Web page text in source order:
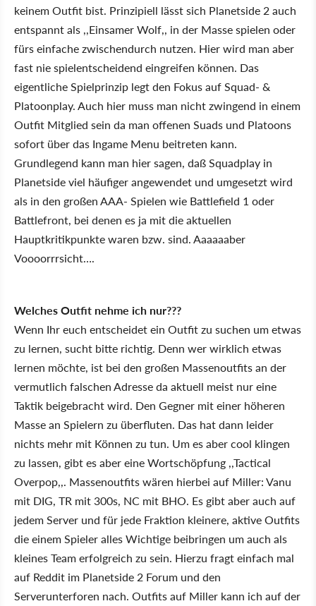
keinem Outfit bist. Prinzipiell lässt sich Planetside 2 auch
entspannt als ,,Einsamer Wolf,, in der Masse spielen oder
fürs einfache zwischendurch nutzen. Hier wird man aber
fast nie spielentscheidend eingreifen können. Das
eigentliche Spielprinzip legt den Fokus auf Squad- &
Platoonplay. Auch hier muss man nicht zwingend in einem
Outfit Mitglied sein da man offenen Suads und Platoons
sofort über das Ingame Menu beitreten kann.
Grundlegend kann man hier sagen, daß Squadplay in
Planetside viel häufiger angewendet und umgesetzt wird
als in den großen AAA- Spielen wie Battlefield 1 oder
Battlefront, bei denen es ja mit die aktuellen
Hauptkritikpunkte waren bzw. sind. Aaaaaaber
Voooorrrsicht….
Welches Outfit nehme ich nur???
Wenn Ihr euch entscheidet ein Outfit zu suchen um etwas
zu lernen, sucht bitte richtig. Denn wer wirklich etwas
lernen möchte, ist bei den großen Massenoutfits an der
vermutlich falschen Adresse da aktuell meist nur eine
Taktik beigebracht wird. Den Gegner mit einer höheren
Masse an Spielern zu überfluten. Das hat dann leider
nichts mehr mit Können zu tun. Um es aber cool klingen
zu lassen, gibt es aber eine Wortschöpfung ,,Tactical
Overpop,,. Massenoutfits wären hierbei auf Miller: Vanu
mit DIG, TR mit 300s, NC mit BHO. Es gibt aber auch auf
jedem Server und für jede Fraktion kleinere, aktive Outfits
die einem Spieler alles Wichtige beibringen um auch als
kleines Team erfolgreich zu sein. Hierzu fragt einfach mal
auf Reddit im Planetside 2 Forum und den
Serverunterforen nach. Outfits auf Miller kann ich auf der